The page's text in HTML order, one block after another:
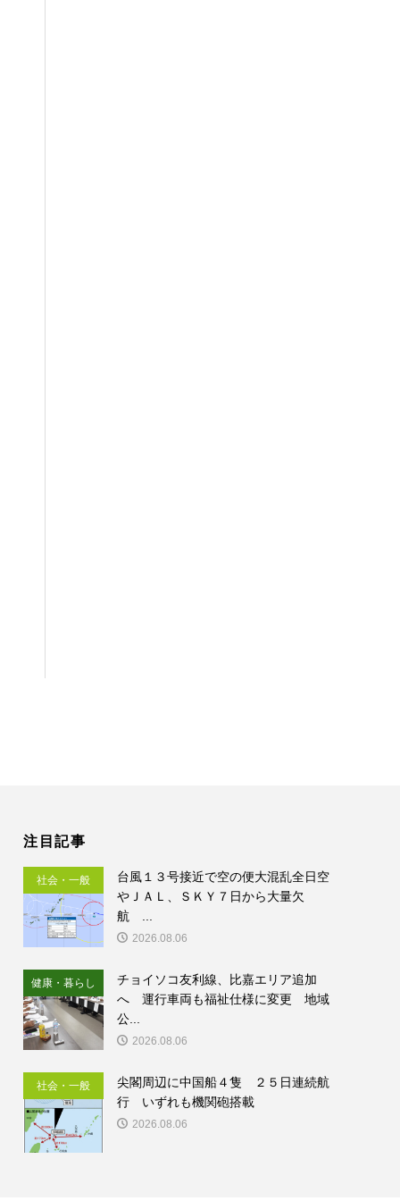
注目記事
社会・一般
台風１３号接近で空の便大混乱全日空
やＪＡＬ、ＳＫＹ７日から大量欠
航 ...
2026.08.06
健康・暮らし
チョイソコ友利線、比嘉エリア追加
へ 運行車両も福祉仕様に変更 地域
公...
2026.08.06
社会・一般
尖閣周辺に中国船４隻 ２５日連続航
行 いずれも機関砲搭載
2026.08.06